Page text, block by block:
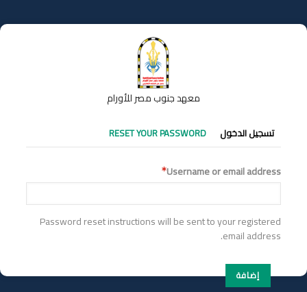
إلى
المحتوى
معهد جنوب مصر للأورام
التبويبات
الأساسية
تسجيل الدخول RESET YOUR PASSWORD
Username or email address
Password reset instructions will be sent to your registered
email address.